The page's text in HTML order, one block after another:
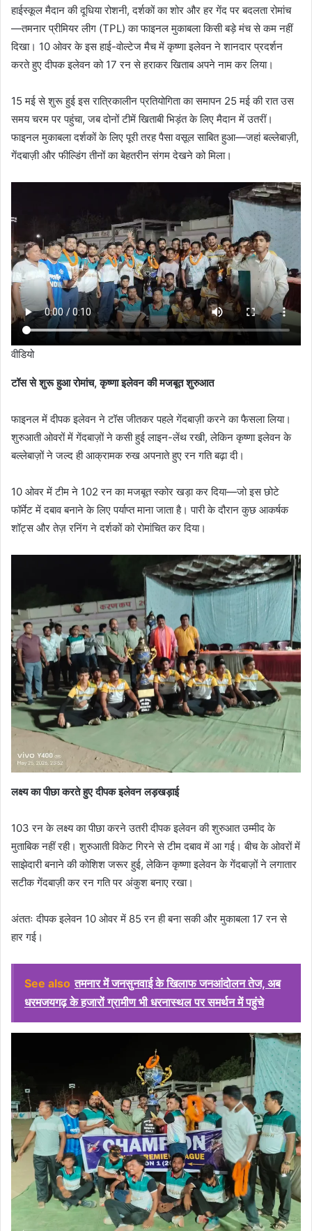
हाईस्कूल मैदान की दूधिया रोशनी, दर्शकों का शोर और हर गेंद पर बदलता रोमांच
—तमनार प्रीमियर लीग (TPL) का फाइनल मुकाबला किसी बड़े मंच से कम नहीं
दिखा। 10 ओवर के इस हाई-वोल्टेज मैच में कृष्णा इलेवन ने शानदार प्रदर्शन
करते हुए दीपक इलेवन को 17 रन से हराकर खिताब अपने नाम कर लिया।
15 मई से शुरू हुई इस रात्रिकालीन प्रतियोगिता का समापन 25 मई की रात उस
समय चरम पर पहुंचा, जब दोनों टीमें खिताबी भिड़ंत के लिए मैदान में उतरीं।
फाइनल मुकाबला दर्शकों के लिए पूरी तरह पैसा वसूल साबित हुआ—जहां बल्लेबाज़ी,
गेंदबाज़ी और फील्डिंग तीनों का बेहतरीन संगम देखने को मिला।
वीडियो
टॉस से शुरू हुआ रोमांच, कृष्णा इलेवन की मजबूत शुरुआत
फाइनल में दीपक इलेवन ने टॉस जीतकर पहले गेंदबाज़ी करने का फैसला लिया।
शुरुआती ओवरों में गेंदबाज़ों ने कसी हुई लाइन-लेंथ रखी, लेकिन कृष्णा इलेवन के
बल्लेबाज़ों ने जल्द ही आक्रामक रुख अपनाते हुए रन गति बढ़ा दी।
10 ओवर में टीम ने 102 रन का मजबूत स्कोर खड़ा कर दिया—जो इस छोटे
फॉर्मेट में दबाव बनाने के लिए पर्याप्त माना जाता है। पारी के दौरान कुछ आकर्षक
शॉट्स और तेज़ रनिंग ने दर्शकों को रोमांचित कर दिया।
लक्ष्य का पीछा करते हुए दीपक इलेवन लड़खड़ाई
103 रन के लक्ष्य का पीछा करने उतरी दीपक इलेवन की शुरुआत उम्मीद के
मुताबिक नहीं रही। शुरुआती विकेट गिरने से टीम दबाव में आ गई। बीच के ओवरों में
साझेदारी बनाने की कोशिश जरूर हुई, लेकिन कृष्णा इलेवन के गेंदबाज़ों ने लगातार
सटीक गेंदबाज़ी कर रन गति पर अंकुश बनाए रखा।
अंततः दीपक इलेवन 10 ओवर में 85 रन ही बना सकी और मुकाबला 17 रन से
हार गई।
See also तमनार में जनसुनवाई के खिलाफ जनआंदोलन तेज, अब
धरमजयगढ़ के हजारों ग्रामीण भी धरनास्थल पर समर्थन में पहुंचे